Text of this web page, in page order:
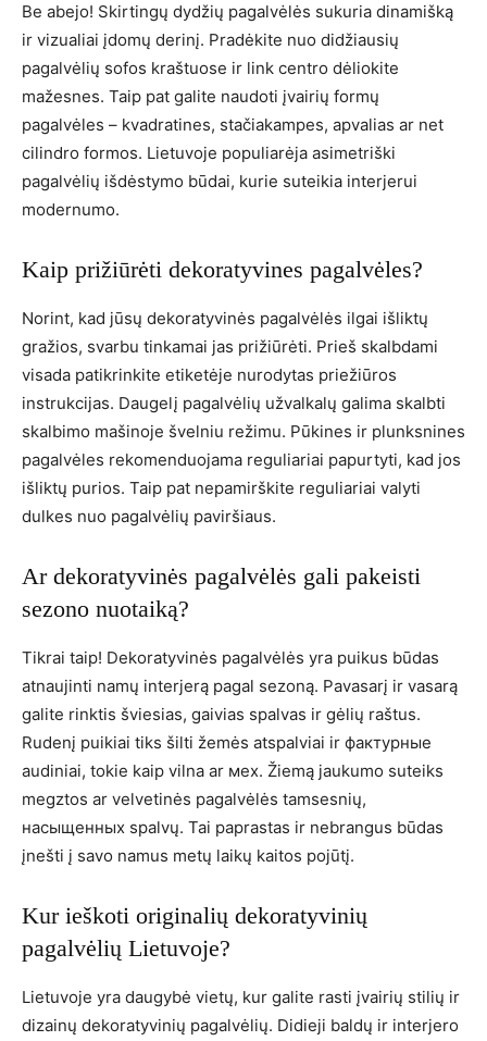
Be abejo! Skirtingų dydžių pagalvėlės sukuria dinamišką
ir vizualiai įdomų derinį. Pradėkite nuo didžiausių
pagalvėlių sofos kraštuose ir link centro dėliokite
mažesnes. Taip pat galite naudoti įvairių formų
pagalvėles – kvadratines, stačiakampes, apvalias ar net
cilindro formos. Lietuvoje populiarėja asimetriški
pagalvėlių išdėstymo būdai, kurie suteikia interjerui
modernumo.
Kaip prižiūrėti dekoratyvines pagalvėles?
Norint, kad jūsų dekoratyvinės pagalvėlės ilgai išliktų
gražios, svarbu tinkamai jas prižiūrėti. Prieš skalbdami
visada patikrinkite etiketėje nurodytas priežiūros
instrukcijas. Daugelį pagalvėlių užvalkalų galima skalbti
skalbimo mašinoje švelniu režimu. Pūkines ir plunksnines
pagalvėles rekomenduojama reguliariai papurtyti, kad jos
išliktų purios. Taip pat nepamirškite reguliariai valyti
dulkes nuo pagalvėlių paviršiaus.
Ar dekoratyvinės pagalvėlės gali pakeisti
sezono nuotaiką?
Tikrai taip! Dekoratyvinės pagalvėlės yra puikus būdas
atnaujinti namų interjerą pagal sezoną. Pavasarį ir vasarą
galite rinktis šviesias, gaivias spalvas ir gėlių raštus.
Rudenį puikiai tiks šilti žemės atspalviai ir фактурные
audiniai, tokie kaip vilna ar мех. Žiemą jaukumo suteiks
megztos ar velvetinės pagalvėlės tamsesnių,
насыщенных spalvų. Tai paprastas ir nebrangus būdas
įnešti į savo namus metų laikų kaitos pojūtį.
Kur ieškoti originalių dekoratyvinių
pagalvėlių Lietuvoje?
Lietuvoje yra daugybė vietų, kur galite rasti įvairių stilių ir
dizainų dekoratyvinių pagalvėlių. Didieji baldų ir interjero